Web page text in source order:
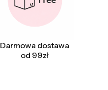
Darmowa dostawa
od 99zł